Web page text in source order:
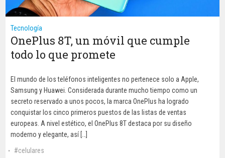
Tecnología
OnePlus 8T, un móvil que cumple
todo lo que promete
El mundo de los teléfonos inteligentes no pertenece solo a Apple,
Samsung y Huawei. Considerada durante mucho tiempo como un
secreto reservado a unos pocos, la marca OnePlus ha logrado
conquistar los cinco primeros puestos de las listas de ventas
europeas. A nivel estético, el OnePlus 8T destaca por su diseño
moderno y elegante, así […]
celulares